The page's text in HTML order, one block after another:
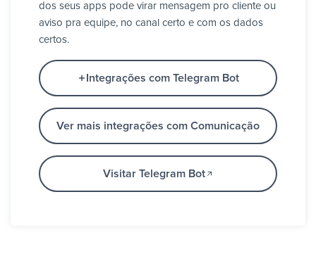
dos seus apps pode virar mensagem pro cliente ou
aviso pra equipe, no canal certo e com os dados
certos.
Integrações com Telegram Bot
Ver mais integrações com Comunicação
Visitar Telegram Bot